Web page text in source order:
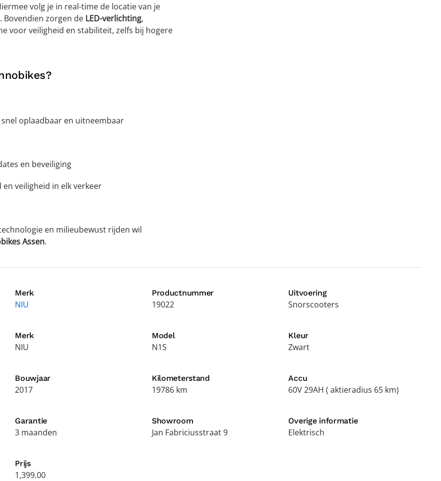
volg je in real-time de locatie van je
Bovendien zorgen de LED-verlichting,
voor veiligheid en stabiliteit, zelfs bij hogere
oplaadbaar en uitneembaar
en beveiliging
en veiligheid in elk verkeer
en milieubewust rijden wil
Assen.
Merk
NIU
Productnummer
19022
Uitvoering
Snorscooters
Merk
NIU
Model
N1S
Kleur
Zwart
Bouwjaar
2017
Kilometerstand
19786 km
Accu
60V 29AH ( aktieradius 65 km)
Garantie
3 maanden
Showroom
Jan Fabriciusstraat 9
Overige informatie
Elektrisch
Prijs
1,399.00